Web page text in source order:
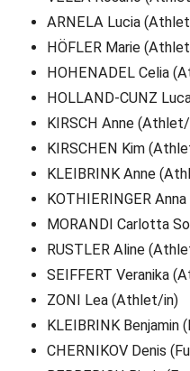
ARNELA Lucia
HÖFLER Marie
HOHENADEL Celia
HOLLAND-CUNZ
KIRSCH Anne
KIRSCHEN Kim
KLEIBRINK Anne
KOTHIERINGER
MORANDI Carlotta
RUSTLER Aline
SEIFFERT Veranika
ZONI Lea (Athlet/in)
KLEIBRINK Benjamin
CHERNIKOV Denis